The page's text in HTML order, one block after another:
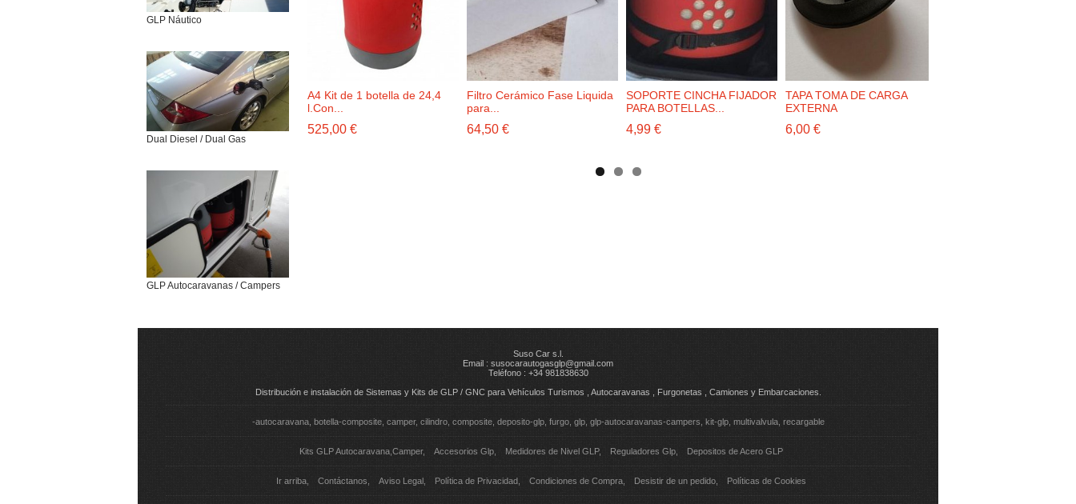
GLP Náutico
Dual Diesel / Dual Gas
GLP Autocaravanas / Campers
A4 Kit de 1 botella de 24,4
l.Con...
525,00 €
Filtro Cerámico Fase Liquida
para...
64,50 €
SOPORTE CINCHA FIJADOR
PARA BOTELLAS...
4,99 €
TAPA TOMA DE CARGA
EXTERNA
6,00 €
Suso Car s.l.
Email : susocarautogasglp@gmail.com
Teléfono : +34 981838630
Distribución e instalación de Sistemas y Kits de GLP / GNC para Vehículos Turismos , Autocaravanas , Furgonetas , Camiones y Embarcaciones.
-autocaravana botella-composite camper cilindro composite deposito-glp furgo glp glp-autocaravanas-campers kit-glp multivalvula recargable
Kits GLP Autocaravana,Camper Accesorios Glp Medidores de Nivel GLP Reguladores Glp Depositos de Acero GLP
Ir arriba Contáctanos Aviso Legal Política de Privacidad Condiciones de Compra Desistir de un pedido Políticas de Cookies